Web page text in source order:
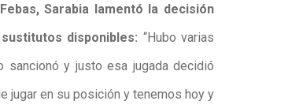
Sarabia lamentó la decisión
disponibles: “Hubo varias
y justo esa jugada decidió
jugar en su posición y tenemos hoy y